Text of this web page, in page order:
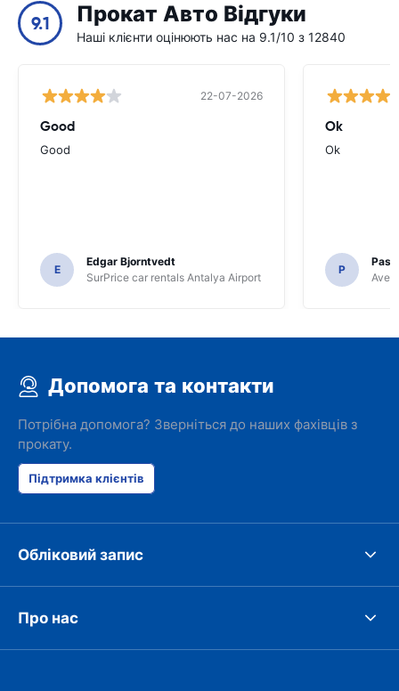
9.1 Прокат Авто Відгуки
Наші клієнти оцінюють нас на 9.1/10 з 12840
22-07-2026
Good
Good
E
Edgar Bjorntvedt
SurPrice car rentals Antalya Airport
Ok
Ok
P
Avec
Допомога та контакти
Потрібна допомога? Зверніться до наших фахівців з
прокату.
Підтримка клієнтів
Обліковий запис
Про нас